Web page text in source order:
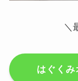
＼
はぐくみ